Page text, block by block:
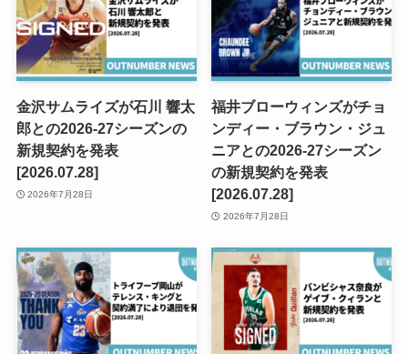
金沢サムライズが石川 響太
郎との2026-27シーズンの
新規契約を発表
[2026.07.28]
2026年7月28日
福井ブローウィンズがチョ
ンディー・ブラウン・ジュ
ニアとの2026-27シーズン
の新規契約を発表
[2026.07.28]
2026年7月28日